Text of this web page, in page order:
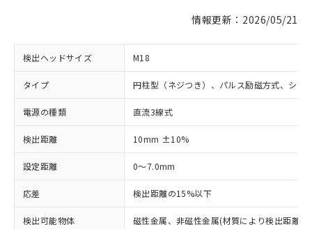
情報更新：2026/05/21
検出ヘッドサイズ M18
タイプ 円柱型（ネジつき）、パルス励磁方式、シー
電源の種類 直流3線式
検出距離 10mm ±10%
設定距離 0～7.0mm
応差 検出距離の15%以下
検出可能物体 磁性金属、非磁性金属(材質により検出距離が